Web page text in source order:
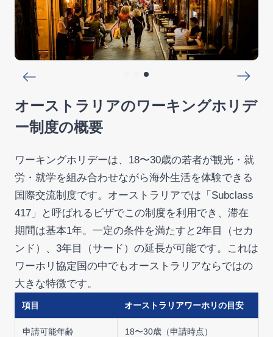
オーストラリアのワーキングホリデ
ー制度の概要
ワーキングホリデーは、18〜30歳の若者が観光・就
労・就学を組み合わせながら海外生活を体験できる
国際交流制度です。オーストラリアでは「Subclass
417」と呼ばれるビザでこの制度を利用でき、滞在
期間は基本1年。一定の条件を満たすと2年目（セカ
ンド）、3年目（サード）の延長が可能です。これは
ワーホリ協定国の中でもオーストラリアならではの
大きな特徴です。
項目 オーストラリアワーホリの目安
申請可能年齢 18〜30歳（申請時点）